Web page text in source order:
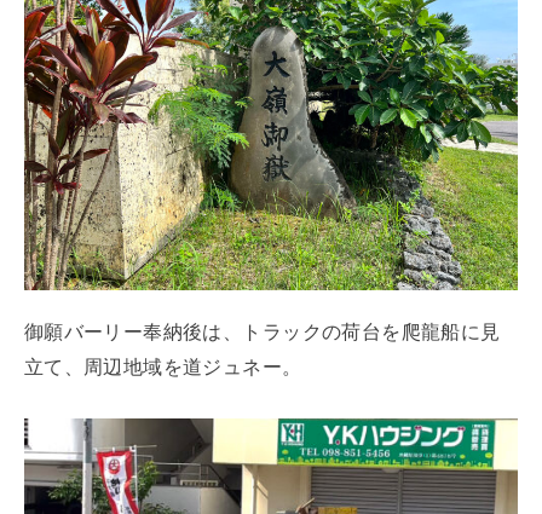
御願バーリー奉納後は、トラックの荷台を爬龍船に見
立て、周辺地域を道ジュネー。